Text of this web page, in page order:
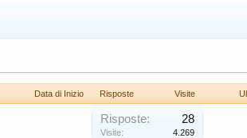
Data di Inizio Risposte Visite
Risposte: 28
Visite: 4.269